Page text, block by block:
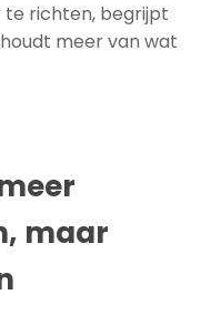
richten, begrijpt
meer van wat
maar